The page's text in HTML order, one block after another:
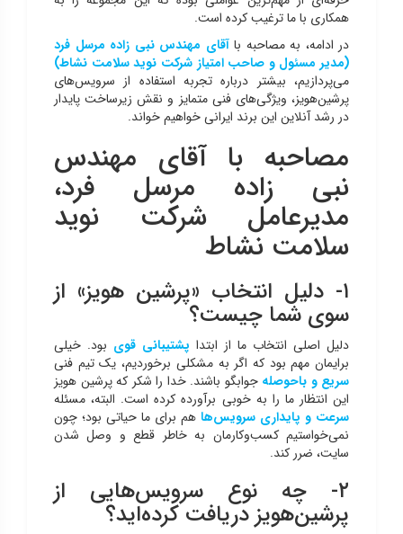
همکاری با ما ترغیب کرده است.
در ادامه، به مصاحبه باآقای مهندس نبی زاده مرسل فرد
(مدیر مسئول و صاحب امتیاز شرکت نوید سلامت نشاط)
می‌پردازیم، بیشتر درباره تجربه استفاده از سرویس‌های
پرشین‌هویز، ویژگی‌های فنی متمایز و نقش زیرساخت پایدار
در رشد آنلاین این برند ایرانی خواهیم خواند.
مصاحبه با آقای مهندس
نبی زاده مرسل فرد،
مدیرعامل شركت نويد
سلامت نشاط
۱- دلیل انتخاب «پرشین هویز» از
سوی شما چیست؟
دلیل اصلی انتخاب ما از ابتدا پشتیبانی قوی بود. خیلی
برایمان مهم بود که اگر به مشکلی برخوردیم، یک تیم فنی
سریع و باحوصله جوابگو باشند. خدا را شکر که پرشین هویز
این انتظار ما را به خوبی برآورده کرده است. البته، مسئله
سرعت و پایداری سرویس‌ها هم برای ما حیاتی بود؛ چون
نمی‌خواستیم کسب‌وکارمان به خاطر قطع و وصل شدن
سایت، ضرر کند.
۲- چه نوع سرویس‌هایی از
پرشین‌هویز دریافت کرده‌اید؟